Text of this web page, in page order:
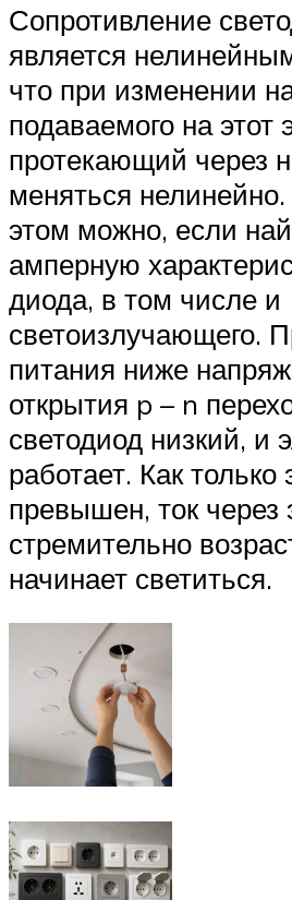
Сопротивление
является
что при изменении
подаваемого на этот
протекающий через
меняться
этом можно, если
амперную
диода, в том числе и
светоизлучающего.
питания ниже
открытия p – n
светодиод низкий, и
работает. Как только
превышен, ток через
стремительно
начинает светиться.